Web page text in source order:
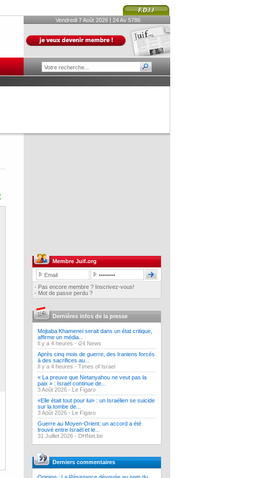
Vendredi 7 Août 2026 | 24 Av 5786
Membre Juif.org
· Pas encore membre ? Inscrivez-vous!
· Mot de passe perdu ?
Dernières infos de la presse
Mojtaba Khamenei serait dans un état critique,
affirme un média...
Il y a 4 heures - i24 News
Après cinq mois de guerre, des Iraniens forcés
à des sacrifices au...
Il y a 4 heures - Times of Israel
« La preuve que Netanyahou ne veut pas la
paix » : Israël continue de...
3 Août 2026 - Le Figaro
«Elle était tout pour lui» : un Israélien se suicide
sur la tombe de...
3 Août 2026 - Le Figaro
Guerre au Moyen-Orient: un accord a été
trouvé entre Israël et le...
31 Juillet 2026 - DHNet.be
Derniers commentaires